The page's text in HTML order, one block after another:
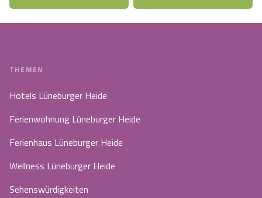
THEMEN
Hotels Lüneburger Heide
Ferienwohnung Lüneburger Heide
Ferienhaus Lüneburger Heide
Wellness Lüneburger Heide
Sehenswürdigkeiten